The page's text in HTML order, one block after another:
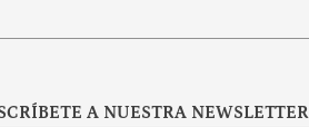
A NUESTRA NEWSLETTER